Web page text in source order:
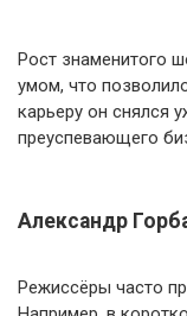
Рост знаменитого
умом, что
карьеру он снялся
преуспевающего
Александр
Режиссёры часто